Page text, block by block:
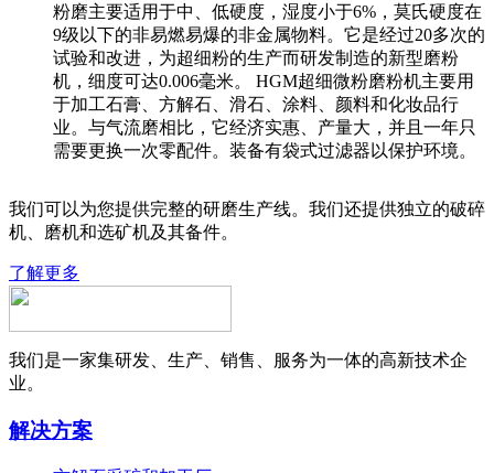
粉磨主要适用于中、低硬度，湿度小于6%，莫氏硬度在
9级以下的非易燃易爆的非金属物料。它是经过20多次的
试验和改进，为超细粉的生产而研发制造的新型磨粉
机，细度可达0.006毫米。 HGM超细微粉磨粉机主要用
于加工石膏、方解石、滑石、涂料、颜料和化妆品行
业。与气流磨相比，它经济实惠、产量大，并且一年只
需要更换一次零配件。装备有袋式过滤器以保护环境。
我们可以为您提供完整的研磨生产线。我们还提供独立的破碎
机、磨机和选矿机及其备件。
了解更多
我们是一家集研发、生产、销售、服务为一体的高新技术企
业。
解决方案